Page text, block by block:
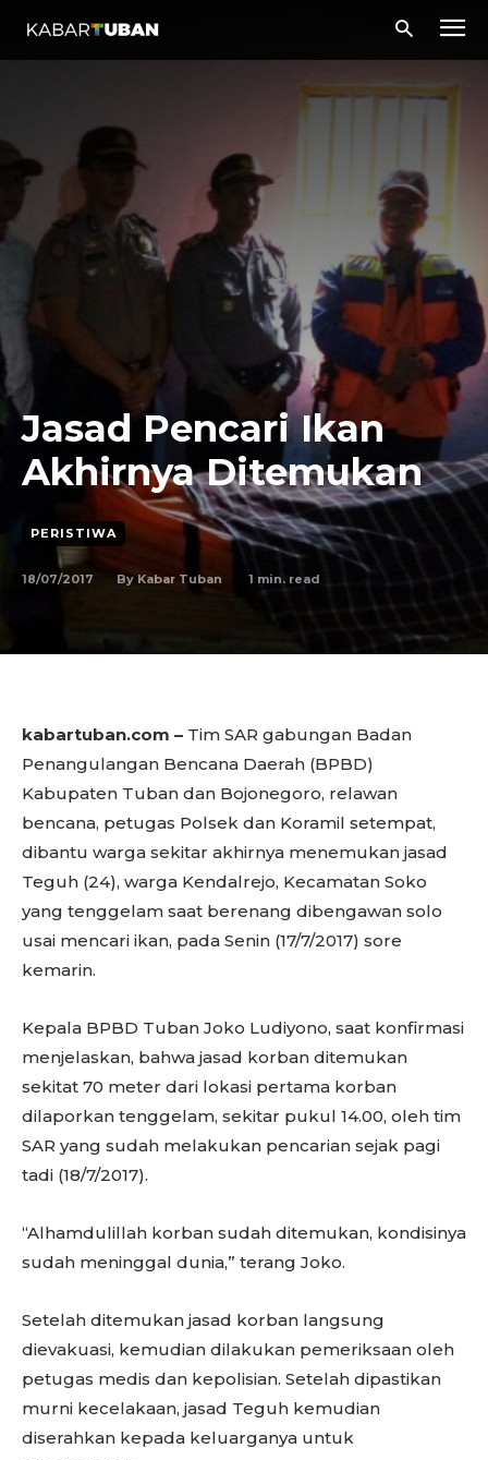
Jasad Pencari Ikan
Akhirnya Ditemukan
PERISTIWA
18/07/2017 By Kabar Tuban 1 min. read
kabartuban.com – Tim SAR gabungan Badan
Penangulangan Bencana Daerah (BPBD)
Kabupaten Tuban dan Bojonegoro, relawan
bencana, petugas Polsek dan Koramil setempat,
dibantu warga sekitar akhirnya menemukan jasad
Teguh (24), warga Kendalrejo, Kecamatan Soko
yang tenggelam saat berenang dibengawan solo
usai mencari ikan, pada Senin (17/7/2017) sore
kemarin.
Kepala BPBD Tuban Joko Ludiyono, saat konfirmasi
menjelaskan, bahwa jasad korban ditemukan
sekitat 70 meter dari lokasi pertama korban
dilaporkan tenggelam, sekitar pukul 14.00, oleh tim
SAR yang sudah melakukan pencarian sejak pagi
tadi (18/7/2017).
“Alhamdulillah korban sudah ditemukan, kondisinya
sudah meninggal dunia,” terang Joko.
Setelah ditemukan jasad korban langsung
dievakuasi, kemudian dilakukan pemeriksaan oleh
petugas medis dan kepolisian. Setelah dipastikan
murni kecelakaan, jasad Teguh kemudian
diserahkan kepada keluarganya untuk